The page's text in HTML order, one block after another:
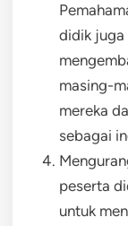
didik juga
masing-
mereka
sebagai
peserta
untuk